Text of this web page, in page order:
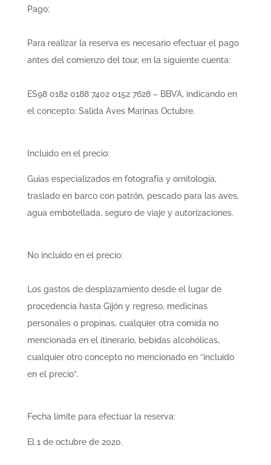
Pago:
Para realizar la reserva es necesario efectuar el pago
antes del comienzo del tour, en la siguiente cuenta:
ES98 0182 0188 7402 0152 7628 – BBVA, indicando en
el concepto: Salida Aves Marinas Octubre.
Incluido en el precio:
Guías especializados en fotografía y ornitología,
traslado en barco con patrón, pescado para las aves,
agua embotellada, seguro de viaje y autorizaciones.
No incluido en el precio:
Los gastos de desplazamiento desde el lugar de
procedencia hasta Gijón y regreso, medicinas
personales o propinas, cualquier otra comida no
mencionada en el itinerario, bebidas alcohólicas,
cualquier otro concepto no mencionado en “incluido
en el precio”.
Fecha límite para efectuar la reserva:
El 1 de octubre de 2020.